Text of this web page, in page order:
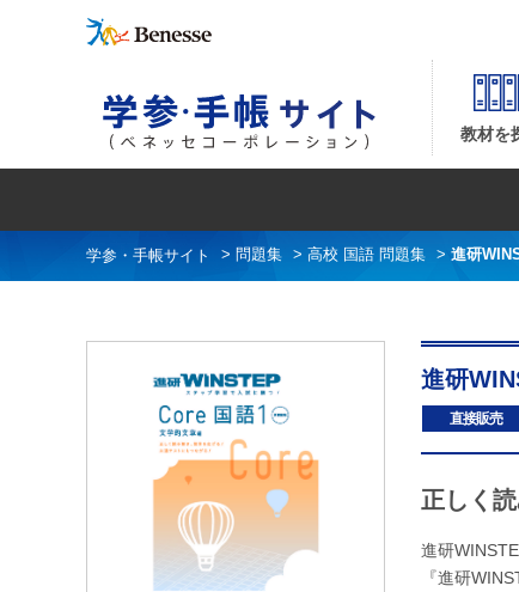
教材を
> 問題集 > 高校 国語 問題集 > 進研
進研
直接販売
正しく
進研
『進研